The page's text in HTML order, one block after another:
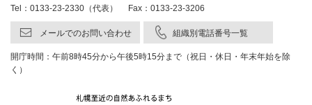
Tel：0133-23-2330（代表） Fax：0133-23-3206
メールでのお問い合わせ 組織別電話番号一覧
開庁時間：午前8時45分から午後5時15分まで（祝日・休日・年末年始を除
く）